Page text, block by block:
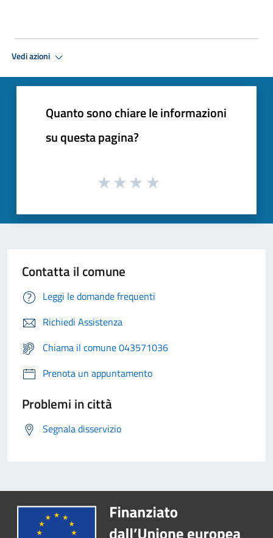
Vedi azioni
Quanto sono chiare le informazioni
su questa pagina?
Contatta il comune
Leggi le domande frequenti
Richiedi Assistenza
Chiama il comune 043571036
Prenota un appuntamento
Problemi in città
Segnala disservizio